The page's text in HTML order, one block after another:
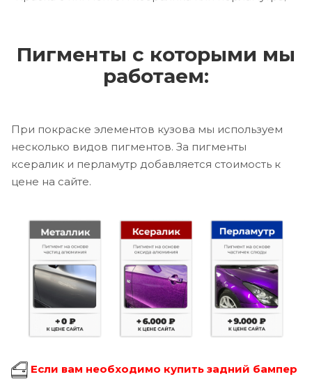
Пигменты с которыми мы
работаем:
При покраске элементов кузова мы используем
несколько видов пигментов. За пигменты
ксералик и перламутр добавляется стоимость к
цене на сайте.
Если вам необходимо купить задний бампер